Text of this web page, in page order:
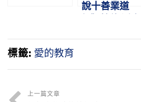
說十善業道
標籤: 愛的教育
上一篇文章